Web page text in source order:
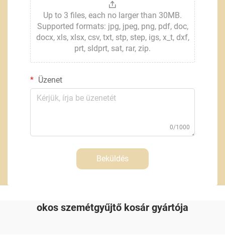
Up to 3 files, each no larger than 30MB.
Supported formats: jpg, jpeg, png, pdf, doc,
docx, xls, xlsx, csv, txt, stp, step, igs, x_t, dxf,
prt, sldprt, sat, rar, zip.
Üzenet
0/1000
Beküldés
okos szemétgyűjtő kosár gyártója